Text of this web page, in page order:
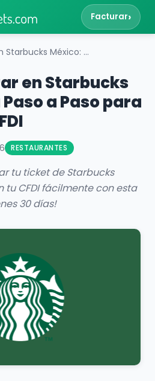
Facturar›
Cómo Facturar en Starbucks México: Guía Paso a Paso para Obtener tu CFDI
en Starbucks
a Paso para
RESTAURANTES
tu ticket de Starbucks
tu CFDI fácilmente con esta
30 días!